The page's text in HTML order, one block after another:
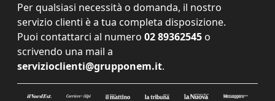
Per qualsiasi necessità o domanda, il nostro
servizio clienti è a tua completa disposizione.
Puoi contattarci al numero 02 89362545 o
scrivendo una mail a
servizioclienti@grupponem.it.